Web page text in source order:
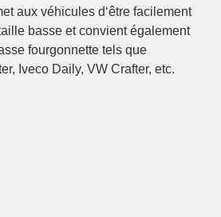
aux véhicules d‘être facilement
basse et convient également
fourgonnette tels que
Iveco Daily, VW Crafter, etc.